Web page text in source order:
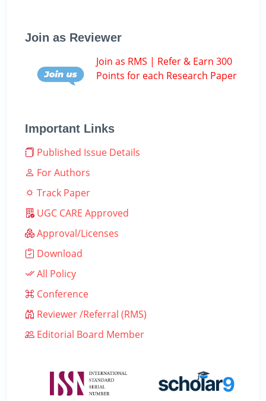
Join as Reviewer
Join as RMS | Refer & Earn 300
Points for each Research Paper
Important Links
Published Issue Details
For Authors
Track Paper
UGC CARE Approved
Approval/Licenses
Download
All Policy
Conference
Reviewer /Referral (RMS)
Editorial Board Member